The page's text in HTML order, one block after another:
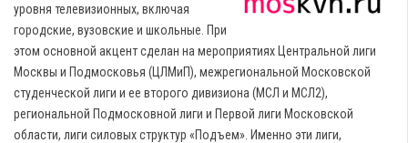
уровня телевизионных, включая
городские, вузовские и школьные. При
этом основной акцент сделан на мероприятиях Центральной лиги
Москвы и Подмосковья (ЦЛМиП), межрегиональной Московской
студенческой лиги и ее второго дивизиона (МСЛ и МСЛ2),
региональной Подмосковной лиги и Первой лиги Московской
области, лиги силовых структур «Подъем». Именно эти лиги,